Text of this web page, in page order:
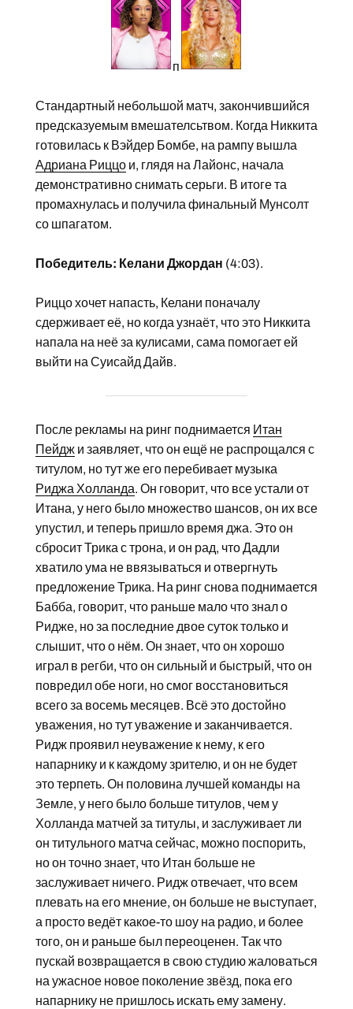
п
Стандартный небольшой матч, закончившийся
предсказуемым вмешателсьтвом. Когда Никкита
готовилась к Вэйдер Бомбе, на рампу вышла
Адриана Риццои, глядя на Лайонс, начала
демонстративно снимать серьги. В итоге та
промахнулась и получила финальный Мунсолт
со шпагатом.
Победитель: Келани Джордан (4:03).
Риццо хочет напасть, Келани поначалу
сдерживает её, но когда узнаёт, что это Никкита
напала на неё за кулисами, сама помогает ей
выйти на Суисайд Дайв.
После рекламы на ринг поднимается Итан
Пейджи заявляет, что он ещё не распрощался с
титулом, но тут же его перебивает музыка
Риджа Холланда. Он говорит, что все устали от
Итана, у него было множество шансов, он их все
упустил, и теперь пришло время джа. Это он
сбросит Трика с трона, и он рад, что Дадли
хватило ума не ввязываться и отвергнуть
предложение Трика. На ринг снова поднимается
Бабба, говорит, что раньше мало что знал о
Ридже, но за последние двое суток только и
слышит, что о нём. Он знает, что он хорошо
играл в регби, что он сильный и быстрый, что он
повредил обе ноги, но смог восстановиться
всего за восемь месяцев. Всё это достойно
уважения, но тут уважение и заканчивается.
Ридж проявил неуважение к нему, к его
напарнику и к каждому зрителю, и он не будет
это терпеть. Он половина лучшей команды на
Земле, у него было больше титулов, чем у
Холланда матчей за титулы, и заслуживает ли
он титульного матча сейчас, можно поспорить,
но он точно знает, что Итан больше не
заслуживает ничего. Ридж отвечает, что всем
плевать на его мнение, он больше не выступает,
а просто ведёт какое-то шоу на радио, и более
того, он и раньше был переоценен. Так что
пускай возвращается в свою студию жаловаться
на ужасное новое поколение звёзд, пока его
напарнику не пришлось искать ему замену.